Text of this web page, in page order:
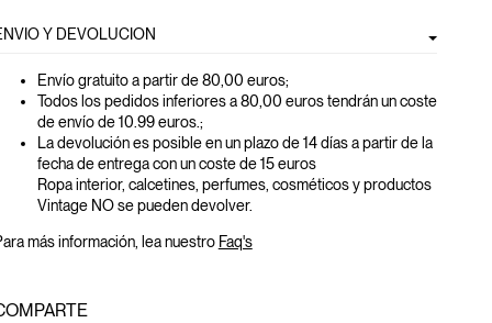
Y DEVOLUCION
Envío gratuito a partir de 80,00 euros;
Todos los pedidos inferiores a 80,00 euros tendrán un coste
de envío de 10.99 euros.;
La devolución es posible en un plazo de 14 días a partir de la
fecha de entrega con un coste de 15 euros
Ropa interior, calcetines, perfumes, cosméticos y productos
Vintage NO se pueden devolver.
más información, lea nuestro Faq's